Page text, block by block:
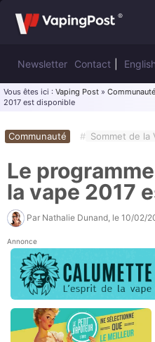
Newsletter Contact English
Vous êtes ici : Vaping Post » Communauté
2017 est disponible
Communauté # Sommet de la
Le
la vape 2017
Par Nathalie Dunand , le 10/02/
Annonce